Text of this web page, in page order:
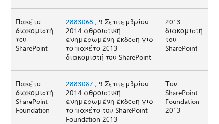
Πακέτο
διακομιστή
του
SharePoint
2883068 , 9 Σεπτεμβρίου
2014 αθροιστική
ενημερωμένη έκδοση για
το πακέτο 2013
διακομιστή του SharePoint
2013
διακομιστή
του
SharePoint
Πακέτο
διακομιστή
SharePoint
Foundation
2883087 , 9 Σεπτεμβρίου
2014 αθροιστική
ενημερωμένη έκδοση για
το πακέτο του SharePoint
Foundation 2013
Του
SharePoint
Foundation
2013